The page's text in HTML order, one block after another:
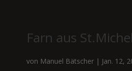
Farn aus
von Manuel Bätscher | Jan. 12,